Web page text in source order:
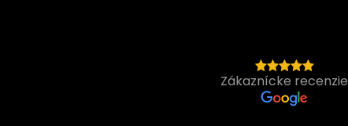
Zákaznícke recenzie